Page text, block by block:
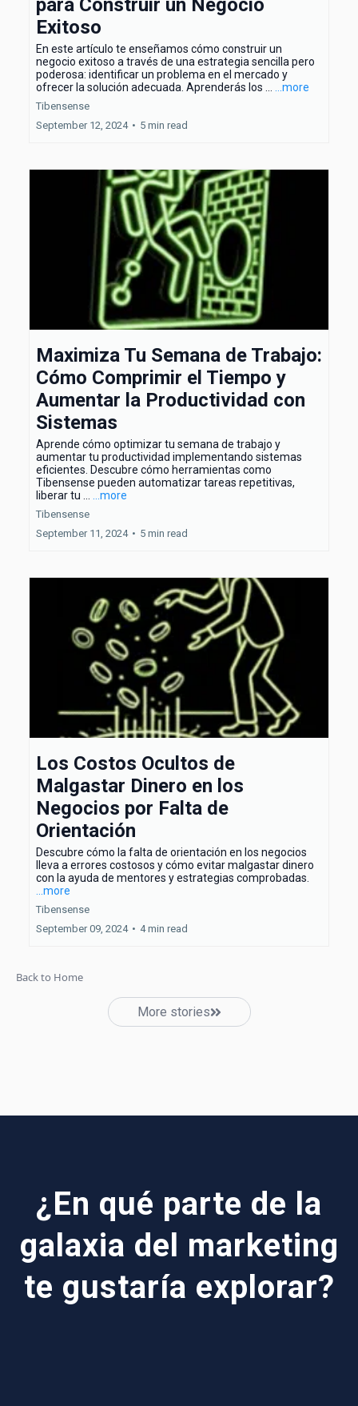
para Construir un Negocio
Exitoso
En este artículo te enseñamos cómo construir un
negocio exitoso a través de una estrategia sencilla pero
poderosa: identificar un problema en el mercado y
ofrecer la solución adecuada. Aprenderás los ...
...more
Tibensense
September 12, 2024 • 5 min read
Maximiza Tu Semana de Trabajo:
Cómo Comprimir el Tiempo y
Aumentar la Productividad con
Sistemas
Aprende cómo optimizar tu semana de trabajo y
aumentar tu productividad implementando sistemas
eficientes. Descubre cómo herramientas como
Tibensense pueden automatizar tareas repetitivas,
liberar tu ...
...more
Tibensense
September 11, 2024 • 5 min read
Los Costos Ocultos de
Malgastar Dinero en los
Negocios por Falta de
Orientación
Descubre cómo la falta de orientación en los negocios
lleva a errores costosos y cómo evitar malgastar dinero
con la ayuda de mentores y estrategias comprobadas.
...more
Tibensense
September 09, 2024 • 4 min read
Back to Home
More stories
¿En qué parte de la
galaxia del marketing
te gustaría explorar?